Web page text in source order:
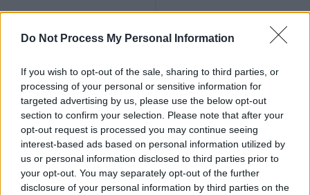
Do Not Process My Personal Information
If you wish to opt-out of the sale, sharing to third parties, or
processing of your personal or sensitive information for
targeted advertising by us, please use the below opt-out
section to confirm your selection. Please note that after your
opt-out request is processed you may continue seeing
interest-based ads based on personal information utilized by
us or personal information disclosed to third parties prior to
your opt-out. You may separately opt-out of the further
disclosure of your personal information by third parties on the
News Santé
https://news-sante.fr
ARTICLES CONNEXES PLUS DE L'AUTEUR